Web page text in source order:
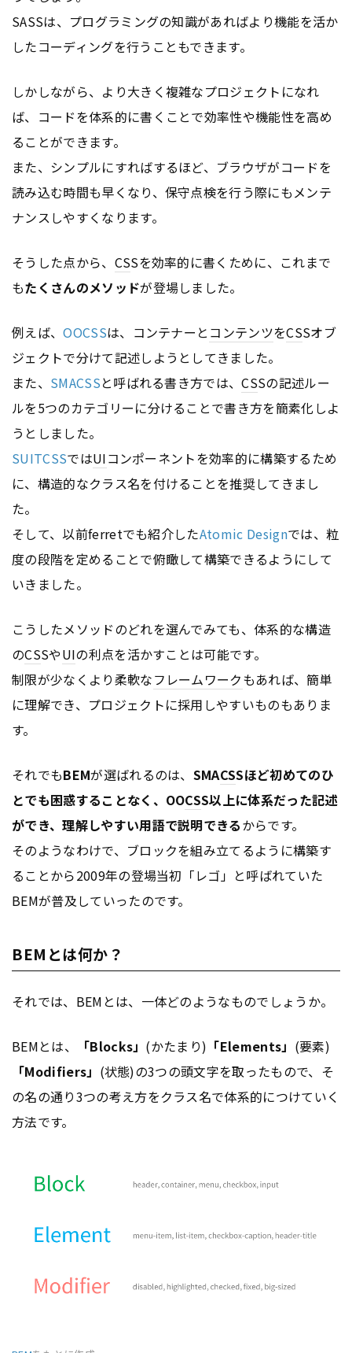
SASSは、プログラミングの知識があればより機能を活か
したコーディングを行うこともできます。
しかしながら、より大きく複雑なプロジェクトになれ
ば、コードを体系的に書くことで効率性や機能性を高め
ることができます。
また、シンプルにすればするほど、ブラウザがコードを
読み込む時間も早くなり、保守点検を行う際にもメンテ
ナンスしやすくなります。
そうした点から、 CSSを効率的に書くために、これまで
もたくさんのメソッドが登場しました。
例えば、OOCSSは、コンテナーと コンテンツをCSSオブ
ジェクトで分けて記述しようとしてきました。
また、 SMACSSと呼ばれる書き方では、CSSの記述ルー
ルを5つのカテゴリーに分けることで書き方を簡素化しよ
うとしました。
SUITCSSではUIコンポーネントを効率的に構築するため
に、構造的なクラス名を付けることを推奨してきまし
た。
そして、以前ferretでも紹介したAtomic Designでは、粒
度の段階を定めることで俯瞰して構築できるようにして
いきました。
こうしたメソッドのどれを選んでみても、体系的な構造
のCSSやUIの利点を活かすことは可能です。
制限が少なくより柔軟なフレームワークもあれば、簡単
に理解でき、プロジェクトに採用しやすいものもありま
す。
それでもBEMが選ばれるのは、 SMACSSほど初めてのひ
とでも困惑することなく、OOCSS以上に体系だった記述
ができ、理解しやすい用語で説明できるからです。
そのようなわけで、ブロックを組み立てるように構築す
ることから2009年の登場当初「レゴ」と呼ばれていた
BEMが普及していったのです。
BEMとは何か？
それでは、BEMとは、一体どのようなものでしょうか。
BEMとは、 「Blocks」 (かたまり) 「Elements」 (要素)
「Modifiers」 (状態)の3つの頭文字を取ったもので、そ
の名の通り3つの考え方をクラス名で体系的につけていく
方法です。